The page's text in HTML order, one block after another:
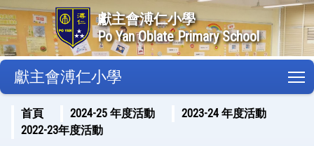
獻主會溥仁小學
Po Yan Oblate Primary School
獻主會溥仁小學
首頁 2024-25 年度活動
2023-24 年度活動
2022-23年度活動